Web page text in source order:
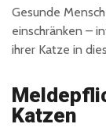
Gesunde
einschränken –
ihrer Katze in
Katzen